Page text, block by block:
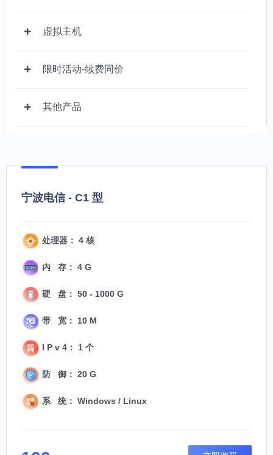
虚拟主机
限时活动-续费同价
其他产品
宁波电信 - C1 型
处理器： 4 核
内 存： 4 G
硬 盘： 50 - 1000 G
带 宽： 10 M
I P v 4： 1 个
防 御： 20 G
系 统： Windows / Linux